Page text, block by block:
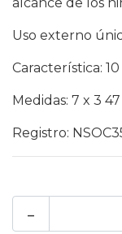
Uso externo
Característica: 10
Medidas: 7 x 3
Registro:
-